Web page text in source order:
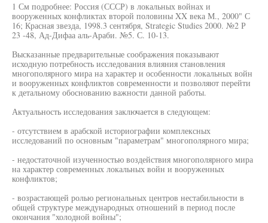
1 См подробнее: Россия (СССР) в локальных войнах и
вооруженных конфликтах второй половины XX века М., 2000" С
16; Красная звезда, 1998.3 сентября, Strategic Studies 2000. №2 Р
23 -48, Ад-Дифаа аль-Араби. №5. С. 10-13.
Высказанные предварительные соображения показывают
исходную потребность исследования влияния становления
многополярного мира на характер и особенности локальных войн
и вооруженных конфликтов современности и позволяют перейти
к детальному обоснованию важности данной работы.
Актуальность исследования заключается в следующем:
- отсутствием в арабской историографии комплексных
исследований по основным "параметрам" многополярного мира;
- недостаточной изученностью воздействия многополярного мира
на характер современных локальных войн и вооруженных
конфликтов;
- возрастающей ролью региональных центров нестабильности в
общей структуре международных отношений в период после
окончания "холодной войны";